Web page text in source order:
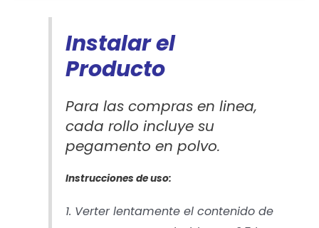
Instalar el
Producto
Para las compras en linea,
cada rollo incluye su
pegamento en polvo.
Instrucciones de uso:
1. Verter lentamente el contenido de